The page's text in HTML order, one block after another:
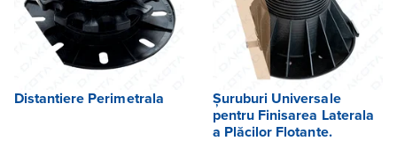
Distantiere Perimetrala
Șuruburi Universale
pentru Finisarea Laterala
a Plăcilor Flotante.